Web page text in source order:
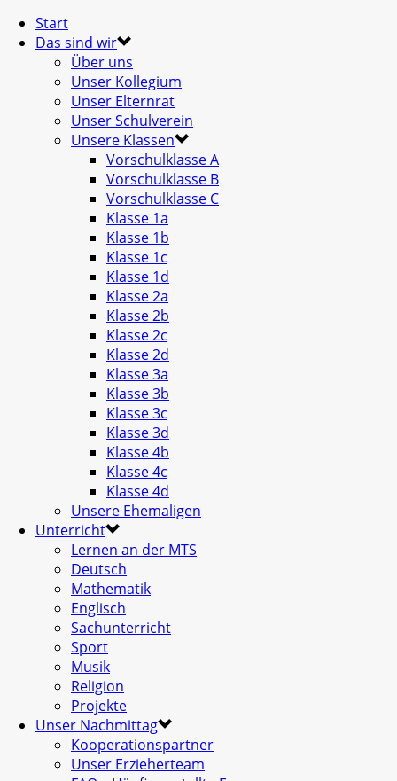
Start
Das sind wir
Über uns
Unser Kollegium
Unser Elternrat
Unser Schulverein
Unsere Klassen
Vorschulklasse A
Vorschulklasse B
Vorschulklasse C
Klasse 1a
Klasse 1b
Klasse 1c
Klasse 1d
Klasse 2a
Klasse 2b
Klasse 2c
Klasse 2d
Klasse 3a
Klasse 3b
Klasse 3c
Klasse 3d
Klasse 4b
Klasse 4c
Klasse 4d
Unsere Ehemaligen
Unterricht
Lernen an der MTS
Deutsch
Mathematik
Englisch
Sachunterricht
Sport
Musik
Religion
Projekte
Unser Nachmittag
Kooperationspartner
Unser Erzieherteam